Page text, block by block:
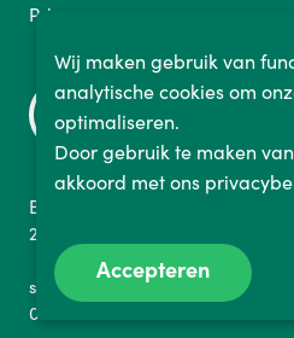
Privacy
Binckhorstlaan 36
2516 BE Den Haag Nederland
sales@fietslabyrint.nl
070 737 1152
Wij maken gebruik van
analytische cookies om
optimaliseren.
Door gebruik te maken
akkoord met ons
Accepteren